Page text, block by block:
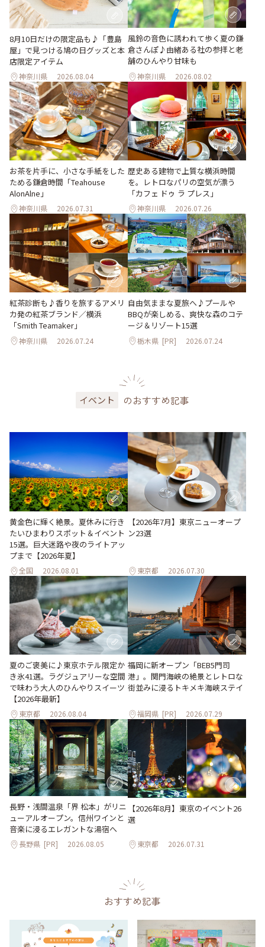
8月10日だけの限定品も♪「豊島
屋」で見つける鳩の日グッズと本
店限定アイテム
神奈川県 2026.08.04
風鈴の音色に誘われて歩く夏の鎌
倉さんぽ♪由緒ある社の参拝と老
舗のひんやり甘味も
神奈川県 2026.08.02
お茶を片手に、小さな手紙をした
ためる鎌倉時間「Teahouse
AlonAlne」
神奈川県 2026.07.31
歴史ある建物で上質な横浜時間
を。レトロなパリの空気が漂う
「カフェ ドゥ ラ プレス」
神奈川県 2026.07.26
紅茶診断も♪香りを旅するアメリ
カ発の紅茶ブランド／横浜
「Smith Teamaker」
神奈川県 2026.07.24
自由気ままな夏旅へ♪プールや
BBQが楽しめる、爽快な森のコテ
ージ＆リゾート15選
栃木県 [PR] 2026.07.24
イベント のおすすめ記事
黄金色に輝く絶景。夏休みに行き
たいひまわりスポット＆イベント
15選。巨大迷路や夜のライトアッ
プまで【2026年夏】
全国 2026.08.01
【2026年7月】東京ニューオープ
ン23選
東京都 2026.07.30
夏のご褒美に♪東京ホテル限定か
き氷41選。ラグジュアリーな空間
で味わう大人のひんやりスイーツ
【2026年最新】
東京都 2026.08.04
福岡に新オープン「BEB5門司
港」。関門海峡の絶景とレトロな
街並みに浸るトキメキ海峡ステイ
福岡県 [PR] 2026.07.29
長野・浅間温泉「界 松本」がリニ
ューアルオープン。信州ワインと
音楽に浸るエレガントな湯宿へ
長野県 [PR] 2026.08.05
【2026年8月】東京のイベント26
選
東京都 2026.07.31
おすすめ記事